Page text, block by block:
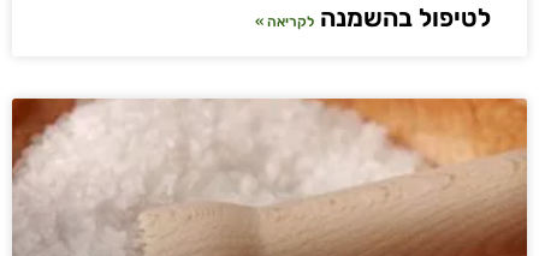
לטיפול בהשמנה לקריאה »